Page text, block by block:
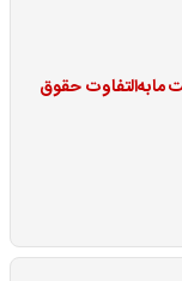
مابه‌التفاوت حقوق